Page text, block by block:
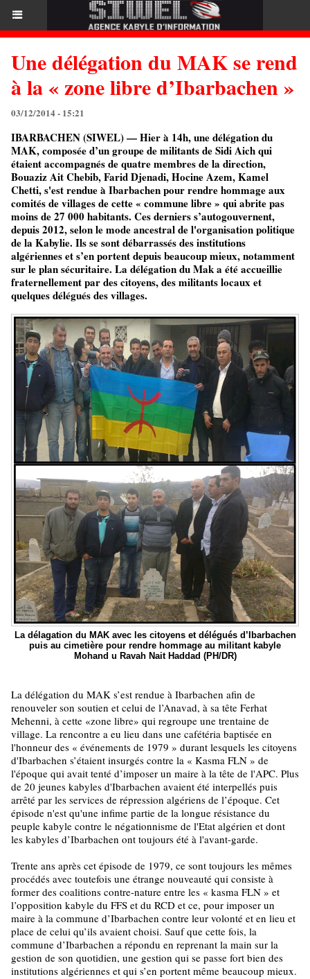
Une délégation du MAK se rend
à la « zone libre d’Ibarbachen »
03/12/2014 - 15:21
IBARBACHEN (SIWEL) — Hier à 14h, une délégation du
MAK, composée d’un groupe de militants de Sidi Aich qui
étaient accompagnés de quatre membres de la direction,
Bouaziz Ait Chebib, Farid Djenadi, Hocine Azem, Kamel
Chetti, s'est rendue à Ibarbachen pour rendre hommage aux
comités de villages de cette « commune libre » qui abrite pas
moins de 27 000 habitants. Ces derniers s’autogouvernent,
depuis 2012, selon le mode ancestral de l'organisation politique
de la Kabylie. Ils se sont débarrassés des institutions
algériennes et s’en portent depuis beaucoup mieux, notamment
sur le plan sécuritaire. La délégation du Mak a été accueillie
fraternellement par des citoyens, des militants locaux et
quelques délégués des villages.
La délagation du MAK avec les citoyens et délégués d’Ibarbachen
puis au cimetière pour rendre hommage au militant kabyle
Mohand u Ravah Nait Haddad (PH/DR)
La délégation du MAK s’est rendue à Ibarbachen afin de
renouveler son soutien et celui de l’Anavad, à sa tête Ferhat
Mehenni, à cette «zone libre» qui regroupe une trentaine de
village. La rencontre a eu lieu dans une cafétéria baptisée en
l'honneur des « événements de 1979 » durant lesquels les citoyens
d'Ibarbachen s’étaient insurgés contre la « Kasma FLN » de
l'époque qui avait tenté d’imposer un maire à la tête de l'APC. Plus
de 20 jeunes kabyles d'Ibarbachen avaient été interpellés puis
arrêté par les services de répression algériens de l’époque. Cet
épisode n'est qu'une infime partie de la longue résistance du
peuple kabyle contre le négationnisme de l'Etat algérien et dont
les kabyles d’Ibarbachen ont toujours été à l'avant-garde.
Trente ans après cet épisode de 1979, ce sont toujours les mêmes
procédés avec toutefois une étrange nouveauté qui consiste à
former des coalitions contre-nature entre les « kasma FLN » et
l’opposition kabyle du FFS et du RCD et ce, pour imposer un
maire à la commune d’Ibarbachen contre leur volonté et en lieu et
place de celui qu’ils avaient choisi. Sauf que cette fois, la
commune d’Ibarbachen a répondu en reprenant la main sur la
gestion de son quotidien, une gestion qui se passe fort bien des
institutions algériennes et qui s’en portent même beaucoup mieux.